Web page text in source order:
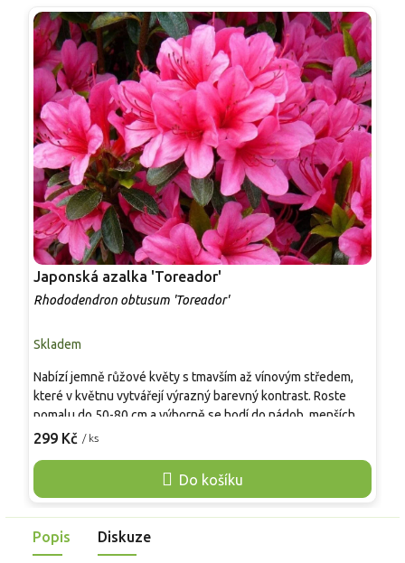
Japonská azalka 'Toreador'
Rhododendron obtusum 'Toreador'
Skladem
299 Kč / ks
Do košíku
Nabízí jemně růžové květy s tmavším až vínovým středem,
které v květnu vytvářejí výrazný barevný kontrast. Roste
pomalu do 50-80 cm a výborně se hodí do nádob, menších
zahrad či jako podsadba jehličnanů. Vyžaduje kyselou,
azalky, které dlouhodobě udržují kompaktní tvar bez
potřeby řezu.
Popis Diskuze